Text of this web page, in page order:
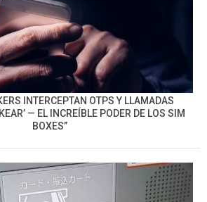
INTERCEPTAN OTPS Y LLAMADAS
— EL INCREÍBLE PODER DE LOS SIM
BOXES”